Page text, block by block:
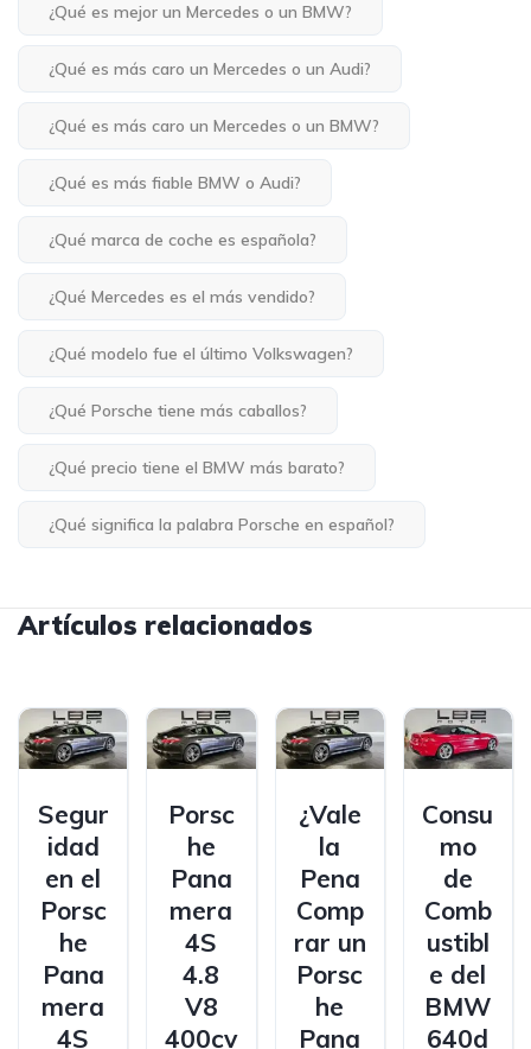
¿Qué es mejor un Mercedes o un BMW?
¿Qué es más caro un Mercedes o un Audi?
¿Qué es más caro un Mercedes o un BMW?
¿Qué es más fiable BMW o Audi?
¿Qué marca de coche es española?
¿Qué Mercedes es el más vendido?
¿Qué modelo fue el último Volkswagen?
¿Qué Porsche tiene más caballos?
¿Qué precio tiene el BMW más barato?
¿Qué significa la palabra Porsche en español?
Artículos relacionados
Segur
idad
en el
Porsc
he
Pana
mera
4S
Porsc
he
Pana
mera
4S
4.8
V8
400cv
¿Vale
la
Pena
Comp
rar un
Porsc
he
Pana
Consu
mo
de
Comb
ustibl
e del
BMW
640d